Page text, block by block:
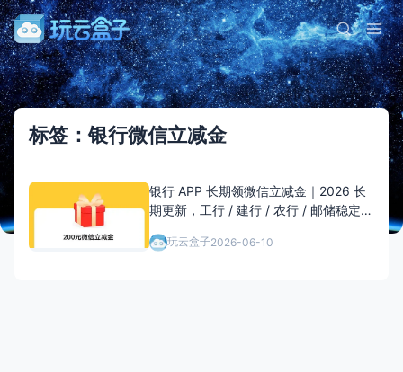
标签：银行微信立减金
银行 APP 长期领微信立减金｜2026 长
期更新，工行 / 建行 / 农行 / 邮储稳定薅
玩云盒子2026-06-10